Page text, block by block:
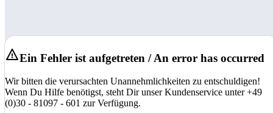
Ein Fehler ist aufgetreten / An error has occurred
Wir bitten die verursachten Unannehmlichkeiten zu entschuldigen!
Wenn Du Hilfe benötigst, steht Dir unser Kundenservice unter +49
(0)30 - 81097 - 601 zur Verfügung.